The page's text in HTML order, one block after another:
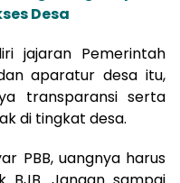
Desa
jajaran Pemerintah
aparatur desa itu,
transparansi serta
di tingkat desa.
PBB, uangnya harus